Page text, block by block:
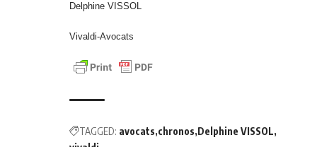
Delphine VISSOL
Vivaldi-Avocats
TAGGED: avocats chronos Delphine VISSOL